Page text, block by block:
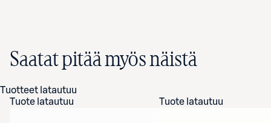
Saatat pitää myös näistä
Tuotteet latautuu
Tuote latautuu
Tuote latautuu